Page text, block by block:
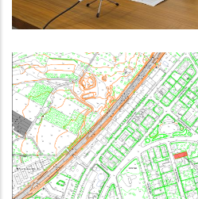
Contractació
RENOVACIÓ DE
COMA-RUGA (EL